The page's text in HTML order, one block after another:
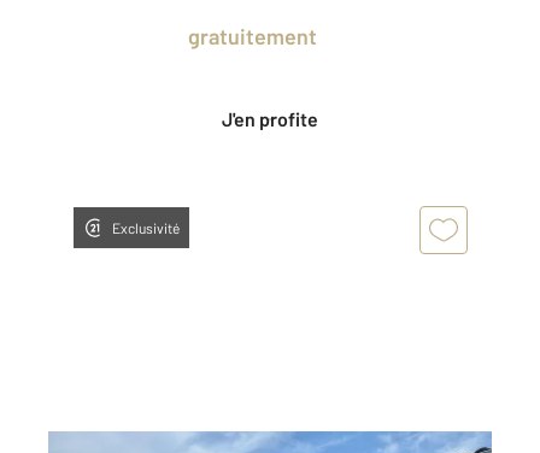
gratuitement
J'en profite
Exclusivité